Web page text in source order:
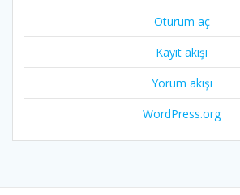
Oturum aç
Kayıt akışı
Yorum akışı
WordPress.org